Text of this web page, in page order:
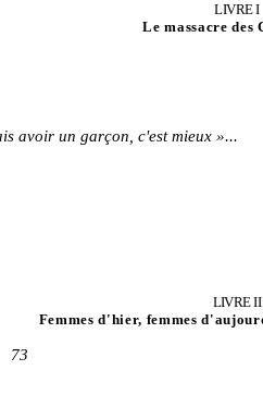
LIVRE I
Le massacre des
avoir un garçon, c'est mieux
LIVRE II
Femmes d'hier, femmes
73